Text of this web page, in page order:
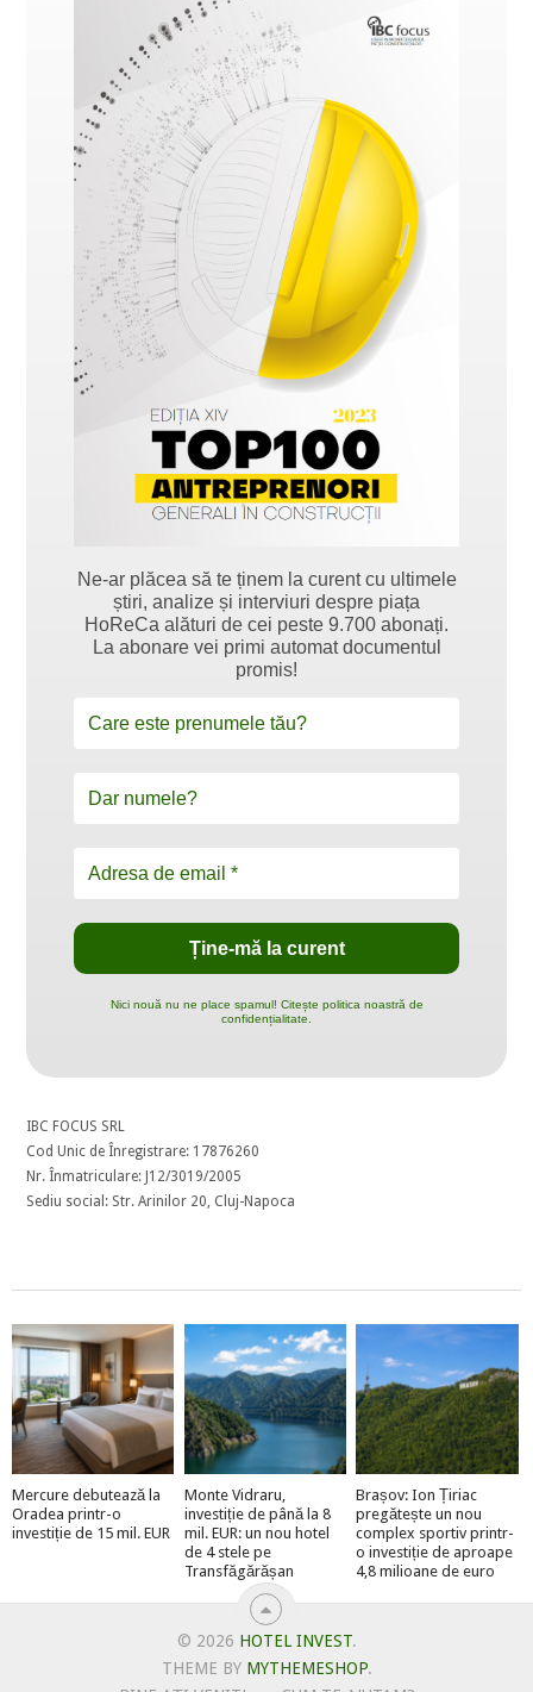
Ne-ar plăcea să te ținem la curent cu ultimele
știri, analize și interviuri despre piața
HoReCa alături de cei peste 9.700 abonați.
La abonare vei primi automat documentul
promis!
Nici nouă nu ne place spamul! Citește politica noastră de
confidențialitate.
IBC FOCUS SRL
Cod Unic de Înregistrare: 17876260
Nr. Înmatriculare: J12/3019/2005
Sediu social: Str. Arinilor 20, Cluj-Napoca
Mercure debutează la
Oradea printr-o
investiție de 15 mil. EUR
Monte Vidraru,
investiție de până la 8
mil. EUR: un nou hotel
de 4 stele pe
Transfăgărășan
Brașov: Ion Țiriac
pregătește un nou
complex sportiv printr-
o investiție de aproape
4,8 milioane de euro
© 2026 HOTEL INVEST.
THEME BY MYTHEMESHOP.